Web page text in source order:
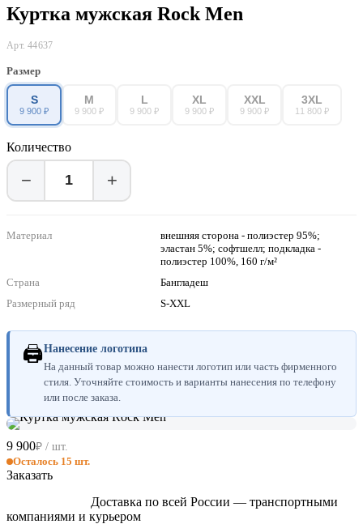
Куртка мужская Rock Men
Арт. 44637
Размер
S
9 900 ₽
M
9 900 ₽
L
9 900 ₽
XL
9 900 ₽
XXL
9 900 ₽
3XL
11 800 ₽
Количество
− +
Материал
внешняя сторона - полиэстер 95%;
эластан 5%; софтшелл; подкладка -
полиэстер 100%, 160 г/м²
Страна
Бангладеш
Размерный ряд
S-XXL
🖨Нанесение логотипа
На данный товар можно нанести логотип или часть фирменного
стиля. Уточняйте стоимость и варианты нанесения по телефону
или после заказа.
9 900₽ / шт.
Осталось 15 шт.
Заказать
Доставка по всей России — транспортными
компаниями и курьером